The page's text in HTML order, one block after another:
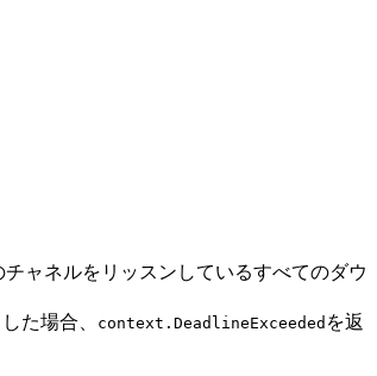
ャネルをリッスンしているすべてのダウ
た場合、 context.DeadlineExceeded を返